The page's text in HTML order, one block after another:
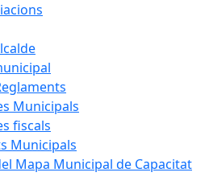
Municipals
fiscals
Municipals
Mapa Municipal de Capacitat